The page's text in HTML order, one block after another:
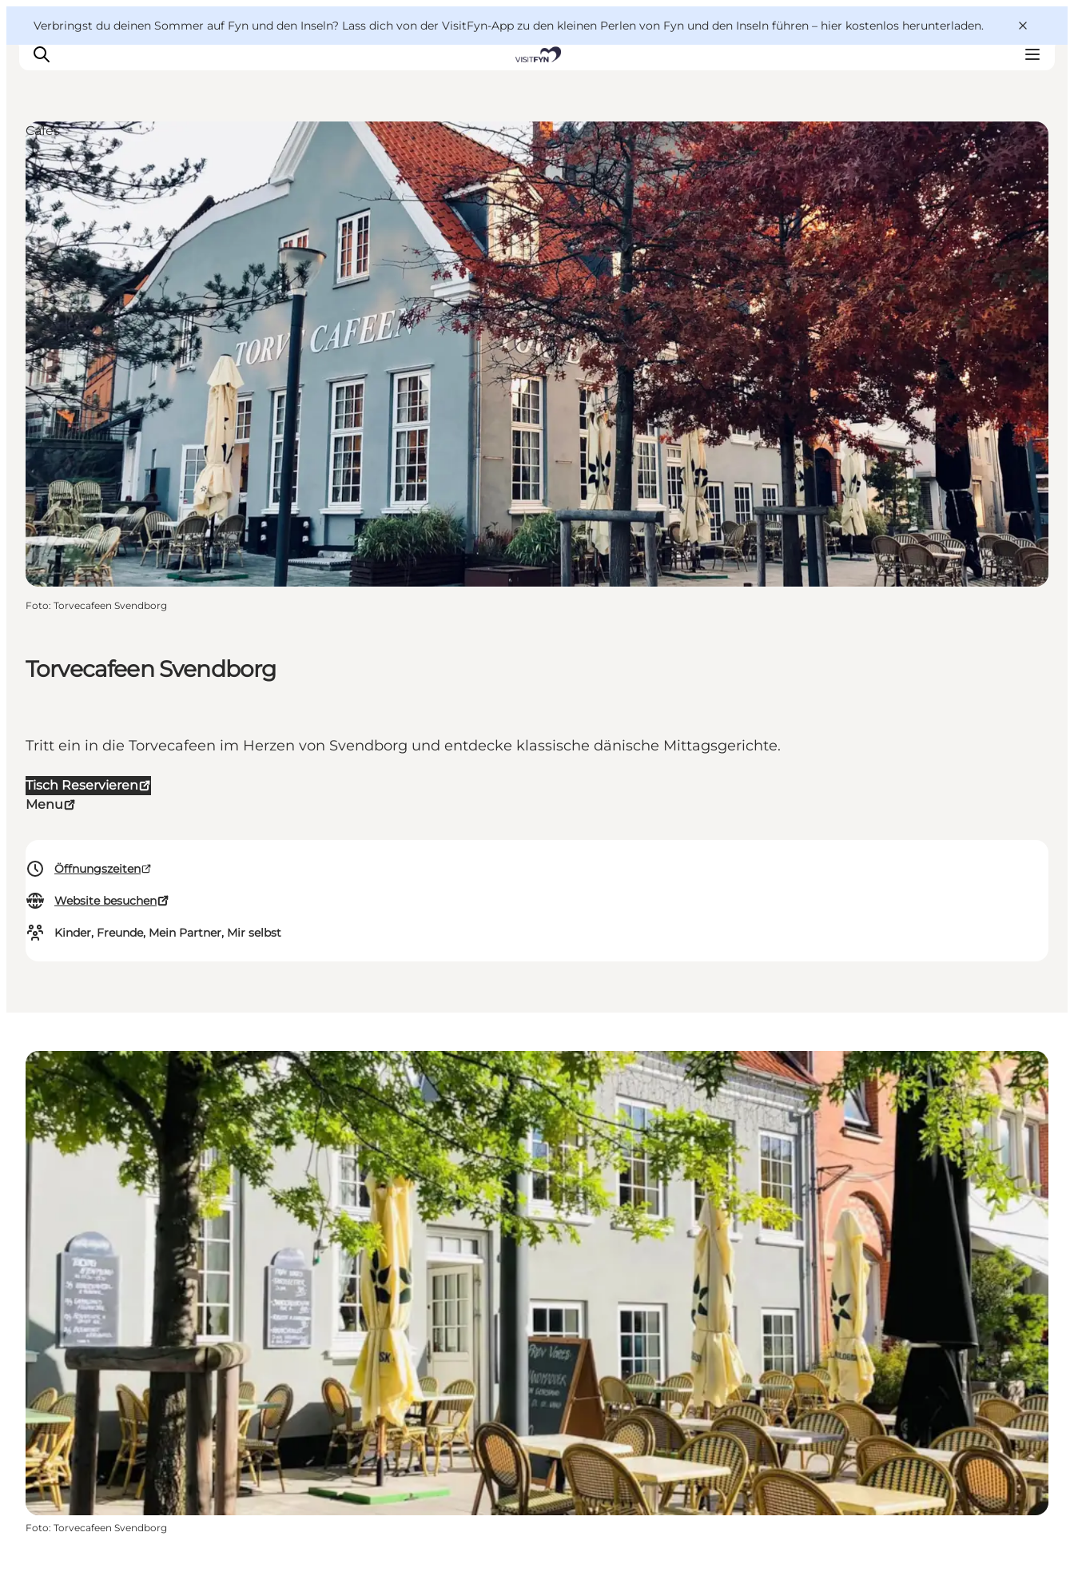
Verbringst du deinen Sommer auf Fyn und den Inseln? Lass dich von der VisitFyn-App zu den kleinen Perlen von Fyn und den Inseln führen – hier kostenlos herunterladen.
Reise Ideen
Outdoor & bike
Essen & trinken
Übernachtung
VisitFyn
Deutsch
Torvecafeen Svendborg
Tritt ein in die Torvecafeen im Herzen von Svendborg und entdecke klassische dänische Mittagsgerichte.
Tisch Reservieren
Menu
Öffnungszeiten
Website besuchen
Kinder, Freunde, Mein Partner, Mir selbst
Cafés
Foto: Torvecafeen Svendborg
Foto: Torvecafeen Svendborg